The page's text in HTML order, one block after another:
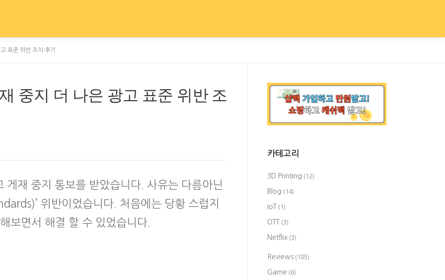
표준 위반 조치 후기
중지 더 나은 광고 표준 위반 조
게재 중지 통보를 받았습니다. 사유는 다름아닌
위반이었습니다. 처음에는 당황 스럽지
보면서 해결 할 수 있었습니다.
카테고리
3D Printing (12)
Blog (14)
IoT (1)
OTT (3)
Netflix (3)
Reviews (185)
Game (6)